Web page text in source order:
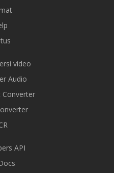
video
Audio
Converter
API